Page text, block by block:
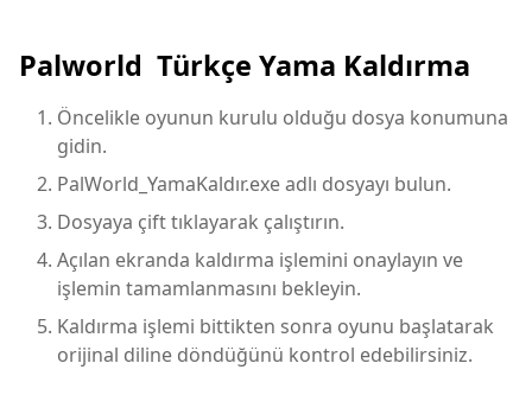
Palworld Türkçe Yama Kaldırma
Öncelikle oyunun kurulu olduğu dosya konumuna
gidin.
PalWorld_YamaKaldır.exe adlı dosyayı bulun.
Dosyaya çift tıklayarak çalıştırın.
Açılan ekranda kaldırma işlemini onaylayın ve
işlemin tamamlanmasını bekleyin.
Kaldırma işlemi bittikten sonra oyunu başlatarak
orijinal diline döndüğünü kontrol edebilirsiniz.